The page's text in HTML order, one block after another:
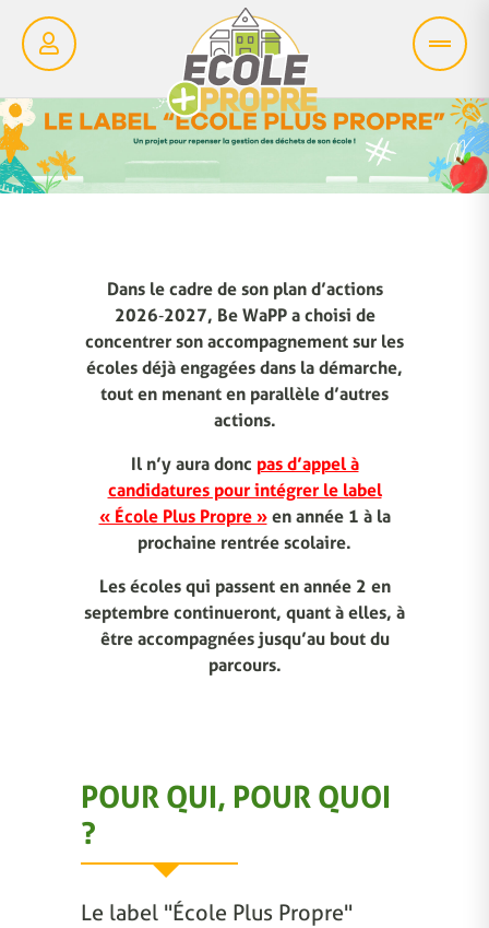
Dans le cadre de son plan d’actions
2026‑2027, Be WaPP a choisi de
concentrer son accompagnement sur les
écoles déjà engagées dans la démarche,
tout en menant en parallèle d’autres
actions.
Il n’y aura donc pas d’appel à
candidatures pour intégrer le label
« École Plus Propre »en année 1 à la
prochaine rentrée scolaire.
Les écoles qui passent en année 2 en
septembre continueront, quant à elles, à
être accompagnées jusqu’au bout du
parcours.
POUR QUI, POUR QUOI
?
Le label "École Plus Propre"